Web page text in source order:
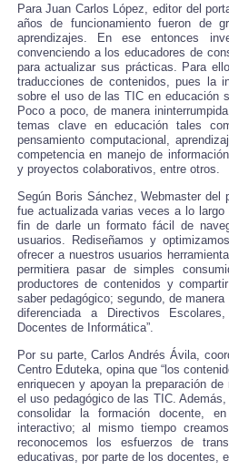
Para Juan Carlos López, editor del
años de funcionamiento fueron de
aprendizajes. En ese entonces
convenciendo a los educadores de
para actualizar sus prácticas. Para
traducciones de contenidos, pues la
sobre el uso de las TIC en educación
Poco a poco, de manera
temas clave en educación tales
pensamiento computacional,
competencia en manejo de
y proyectos colaborativos, entre otros.
Según Boris Sánchez, Webmaster del
fue actualizada varias veces a lo
fin de darle un formato fácil de
usuarios. Rediseñamos y
ofrecer a nuestros usuarios
permitiera pasar de simples
productores de contenidos y
saber pedagógico; segundo, de
diferenciada a Directivos
Docentes de Informática”.
Por su parte, Carlos Andrés Ávila,
Centro Eduteka, opina que “los
enriquecen y apoyan la preparación
el uso pedagógico de las TIC.
consolidar la formación docente,
interactivo; al mismo tiempo
reconocemos los esfuerzos de
educativas, por parte de los docentes,